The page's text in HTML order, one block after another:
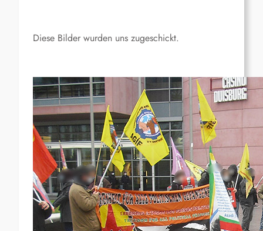
Diese Bilder wurden uns zugeschickt.